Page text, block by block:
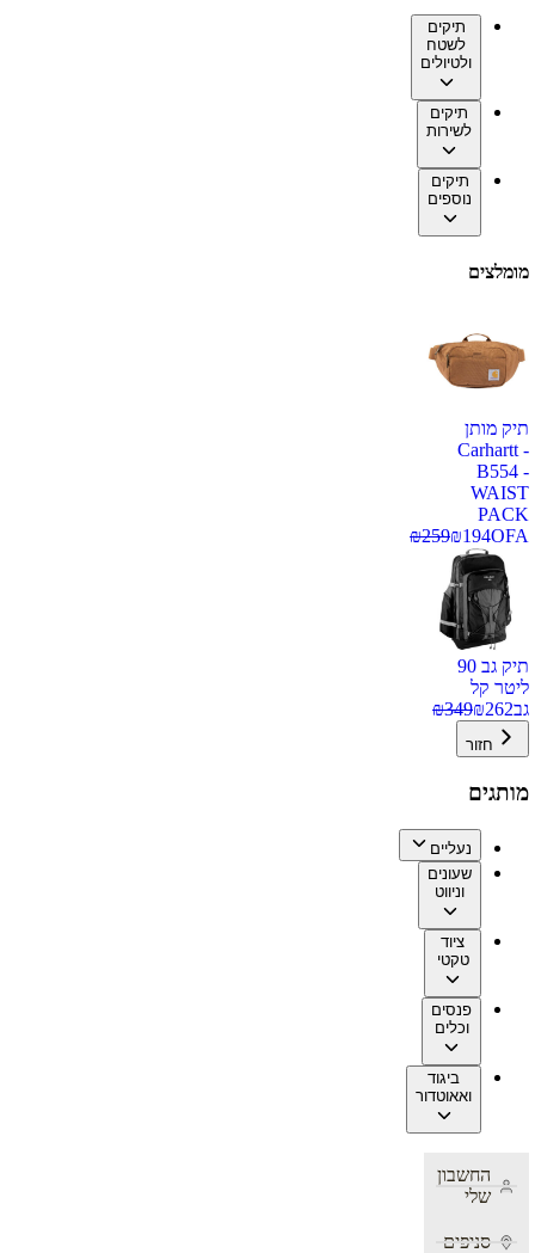
תיקים
לשטח
ולטיולים
תיקים
לשירות
תיקים
נוספים
מומלצים
תיק מותן
Carhartt -
B554 -
WAIST
PACK
OFA
₪194
₪259
תיק גב 90
ליטר קל
גב
₪262
₪349
חזור
מותגים
נעליים
שעונים
וניווט
ציוד
טקטי
פנסים
וכלים
ביגוד
ואאוטדור
החשבון
שלי
סניפים